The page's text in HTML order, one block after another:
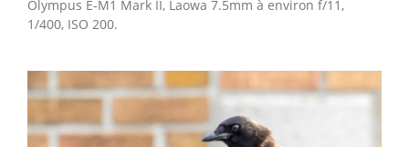
Olympus E-M1 Mark II, Laowa 7.5mm à environ f/11,
1/400, ISO 200.